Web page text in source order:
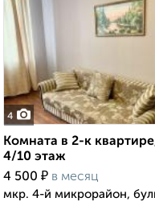
4
Комната в 2-к
4/10 этаж
4 500 ₽ в месяц
мкр. 4-й микрорайон,